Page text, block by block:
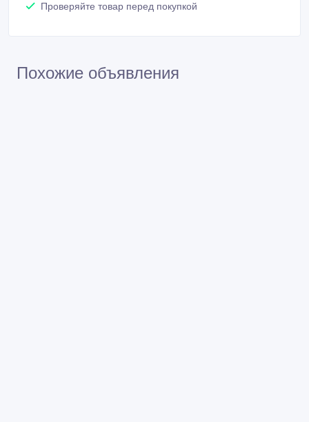
Проверяйте товар перед покупкой
Похожие объявления